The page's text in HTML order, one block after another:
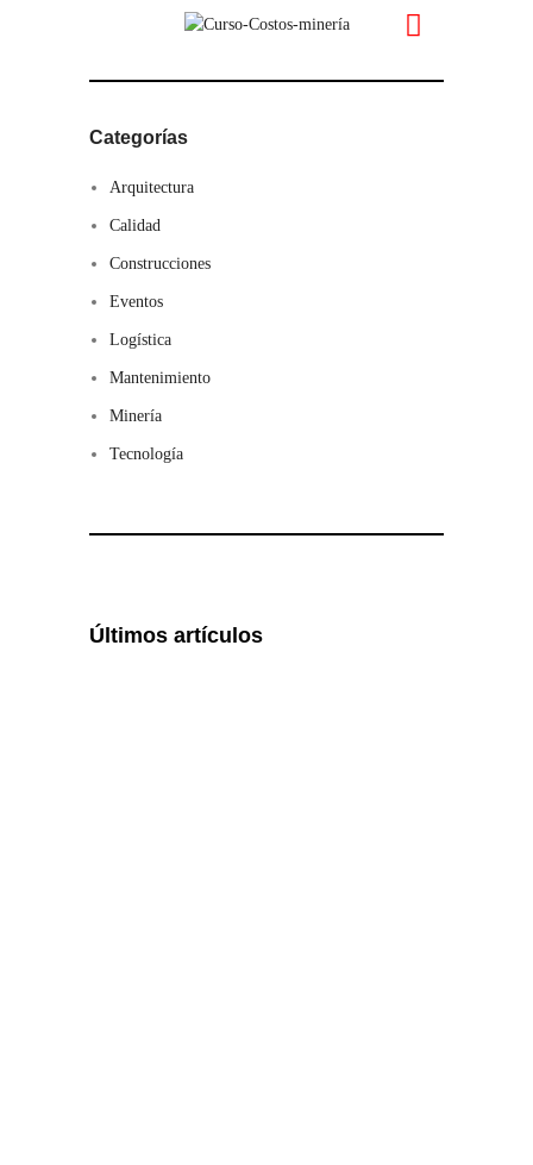
Categorías
Arquitectura
Calidad
Construcciones
Eventos
Logística
Mantenimiento
Minería
Tecnología
Últimos artículos